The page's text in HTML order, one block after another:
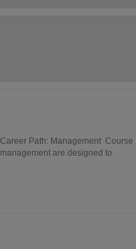
Path: Management Course
are designed to